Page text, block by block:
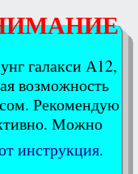
галакси А12,
возможность
Рекомендую
Можно
инструкция.